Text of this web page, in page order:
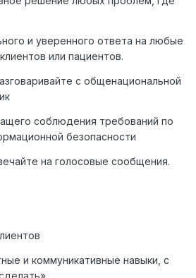
и уверенного ответа на любые
или пациентов.
с общенациональной
соблюдения требований по
безопасности
на голосовые сообщения.
и коммуникативные навыки, с